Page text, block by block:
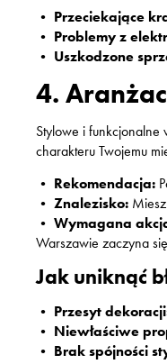
• Przeciekające
• Problemy z
• Uszkodzone
4.
Stylowe i
charakteru Twojemu
• Rekomendacja:
•Znalezisko:
•Wymagana
Warszawie zaczyna
Jak uniknąć
• Przesyt
• Niewłaściwe
• Brak spójności